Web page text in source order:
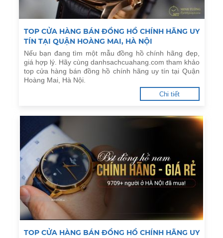
TOP CỬA HÀNG BÁN ĐỒNG HỒ CHÍNH HÃNG UY
TÍN TẠI QUẬN HOÀNG MAI, HÀ NỘI
Nếu bạn đang tìm một mẫu đồng hồ chính hãng đẹp,
giá hợp lý. Hãy cùng danhsachcuahang.com tham khảo
top cửa hàng bán đồng hồ chính hãng uy tín tại Quận
Hoàng Mai, Hà Nội.
Chi tiết
TOP CỬA HÀNG BÁN ĐỒNG HỒ CHÍNH HÃNG UY